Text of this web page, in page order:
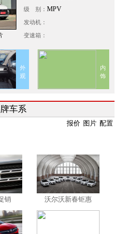
级 别： MPV
发动机：
变速箱：
外
观
内
饰
车系
报价 图片 配置
销 沃尔沃新春钜惠